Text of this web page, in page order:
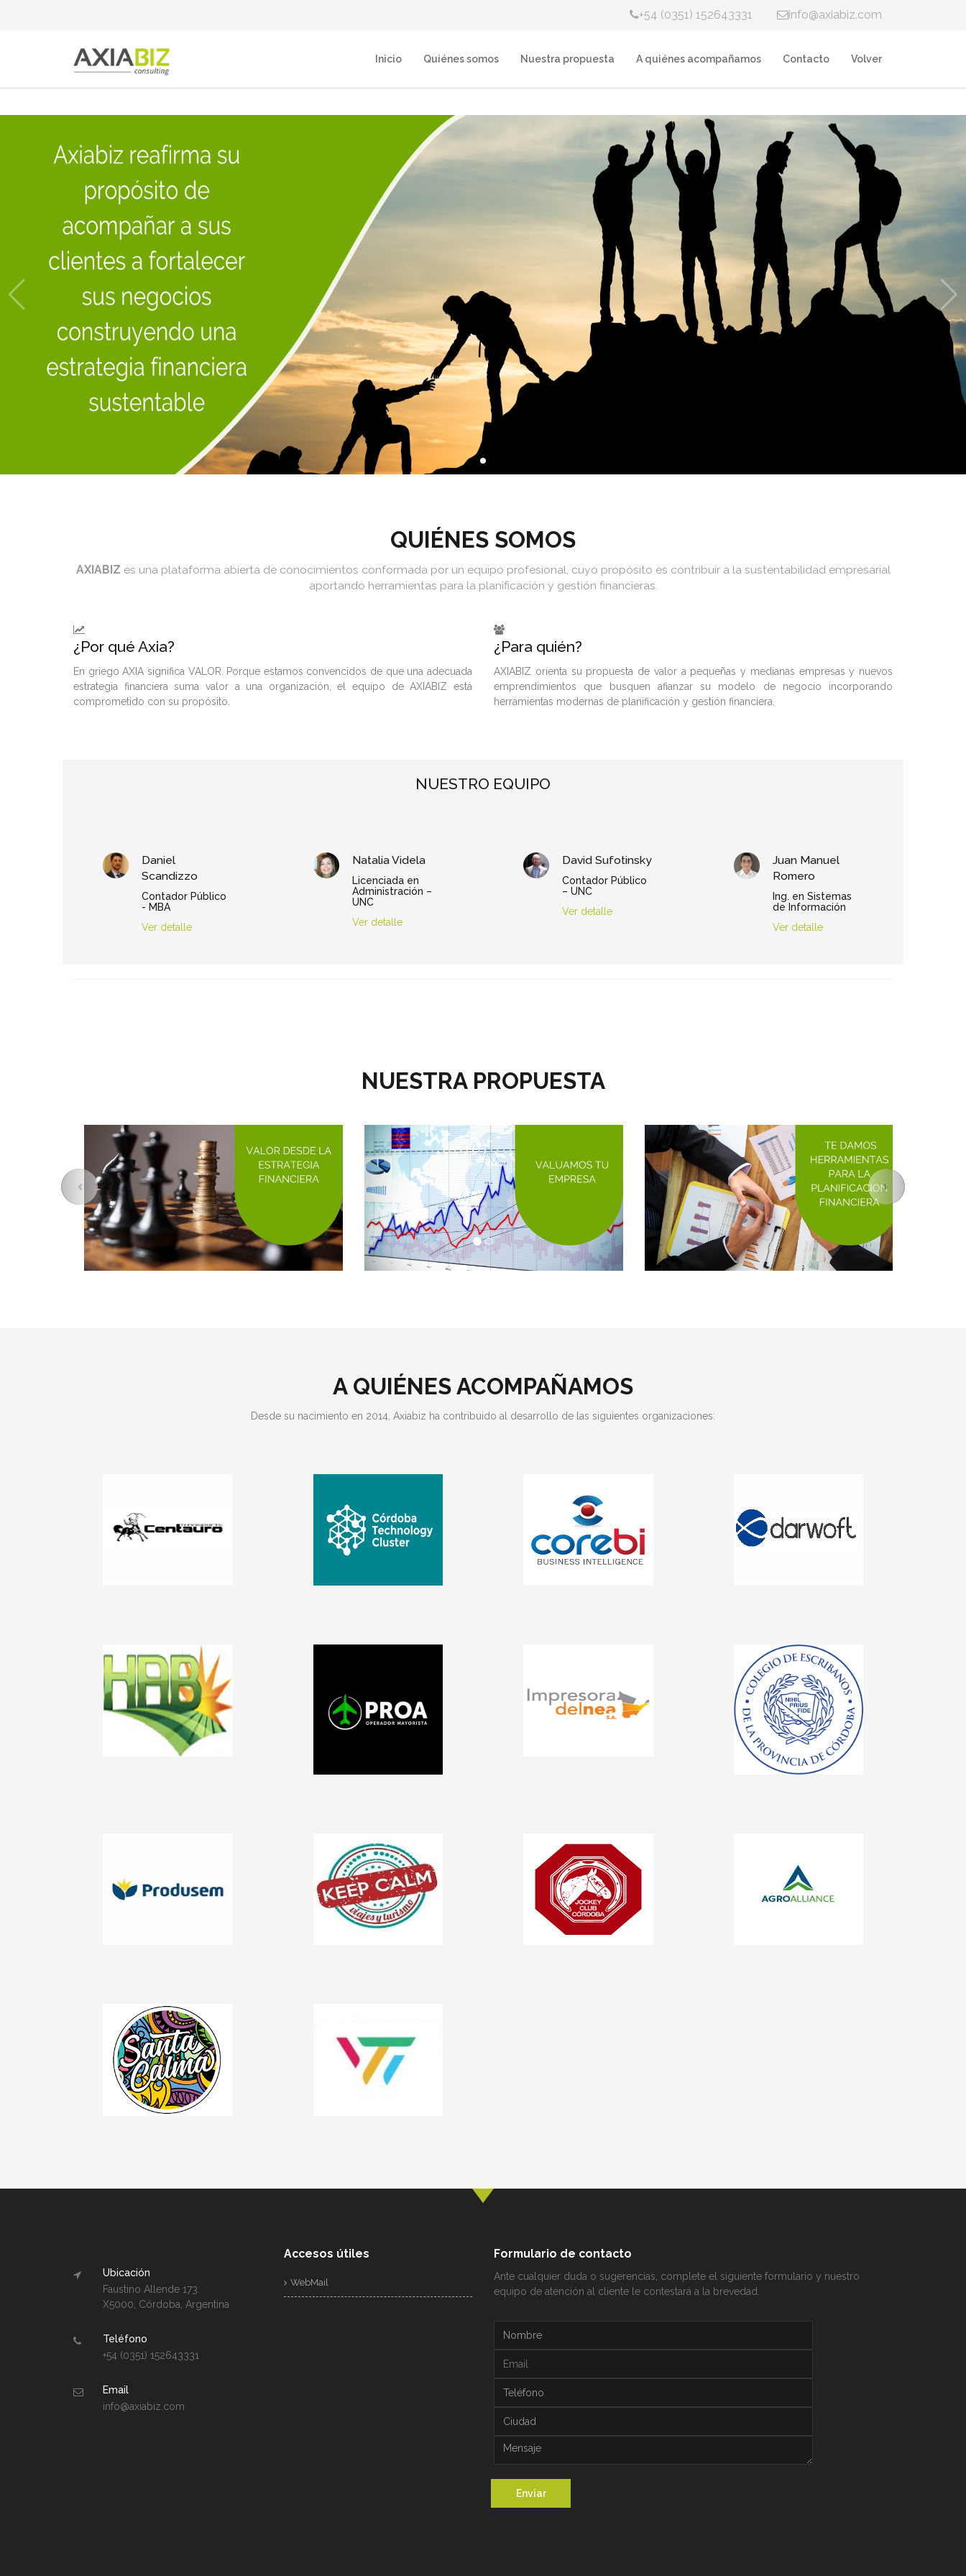
+54 (0351) 152643331 info@axiabiz.com
Inicio Quiénes somos Nuestra propuesta A quiénes acompañamos Contacto Volver
QUIÉNES SOMOS
AXIABIZ es una plataforma abierta de conocimientos conformada por un equipo profesional, cuyo propósito es contribuir a la sustentabilidad empresarial
aportando herramientas para la planificación y gestión financieras.
¿Por qué Axia?
En griego AXIA significa VALOR. Porque estamos convencidos de que una adecuada
estrategia financiera suma valor a una organización, el equipo de AXIABIZ está
comprometido con su propósito.
¿Para quién?
AXIABIZ orienta su propuesta de valor a pequeñas y medianas empresas y nuevos
emprendimientos que busquen afianzar su modelo de negocio incorporando
herramientas modernas de planificación y gestión financiera.
NUESTRO EQUIPO
Daniel
Scandizzo
Contador Público
- MBA
Ver detalle
Natalia Videla
Licenciada en
Administración –
UNC
Ver detalle
David Sufotinsky
Contador Público
– UNC
Ver detalle
Juan Manuel
Romero
Ing. en Sistemas
de Información
Ver detalle
NUESTRA PROPUESTA
Anterior Siguiente
A QUIÉNES ACOMPAÑAMOS
Desde su nacimiento en 2014, Axiabiz ha contribuido al desarrollo de las siguientes organizaciones:
Ubicación
Faustino Allende 173.
X5000, Córdoba, Argentina
Teléfono
+54 (0351) 152643331
Email
info@axiabiz.com
Accesos útiles
WebMail
Formulario de contacto
Ante cualquier duda o sugerencias, complete el siguiente formulario y nuestro
equipo de atención al cliente le contestará a la brevedad.